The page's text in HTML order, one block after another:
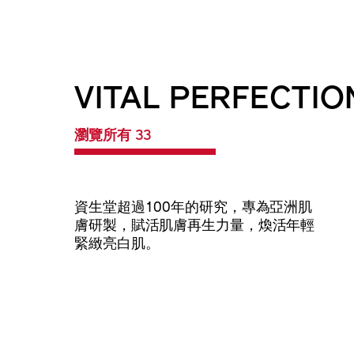
VITAL
瀏覽所有 33
資生堂超過100年的研究，專為亞洲肌
膚研製，賦活肌膚再生力量，煥活年輕
緊緻亮白肌。